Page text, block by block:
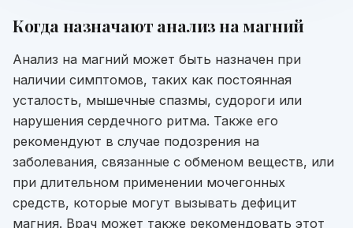
Когда назначают анализ на магний
Анализ на магний может быть назначен при
наличии симптомов, таких как постоянная
усталость, мышечные спазмы, судороги или
нарушения сердечного ритма. Также его
рекомендуют в случае подозрения на
заболевания, связанные с обменом веществ, или
при длительном применении мочегонных
средств, которые могут вызывать дефицит
магния. Врач может также рекомендовать этот